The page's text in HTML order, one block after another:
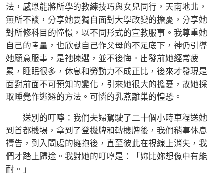
法，感恩能將所學的教練技巧與女兒同行，天南地北，
無所不談，分享她要獨自面對大學改變的擔憂，分享她
對所修科目的憧憬，以不同形式的宣教服事。我尊重她
自己的考量，也欣慰自己作父母的不足底下，神仍引導
她願意服事，是祂揀選，並不後悔。出發前她經常疲
累，睡眠很多，休息和勞動力不成正比，後來才發現是
面對前面不可預知的變化，引來她很大的擔憂，故她採
取睡覺作逃避的方法。可憐的乳燕離巢的惶恐。
送別的叮嚀：我們夫婦駕駛了二十個小時車程送她
到首都機場，拿到了登機牌和轉機牌後，我們稍事休息
禱告，到入閘處的擁抱後，直至彼此在視線上消失，我
們才踏上歸途。我對她的叮嚀是：「妳比妳想像中有能
耐。」